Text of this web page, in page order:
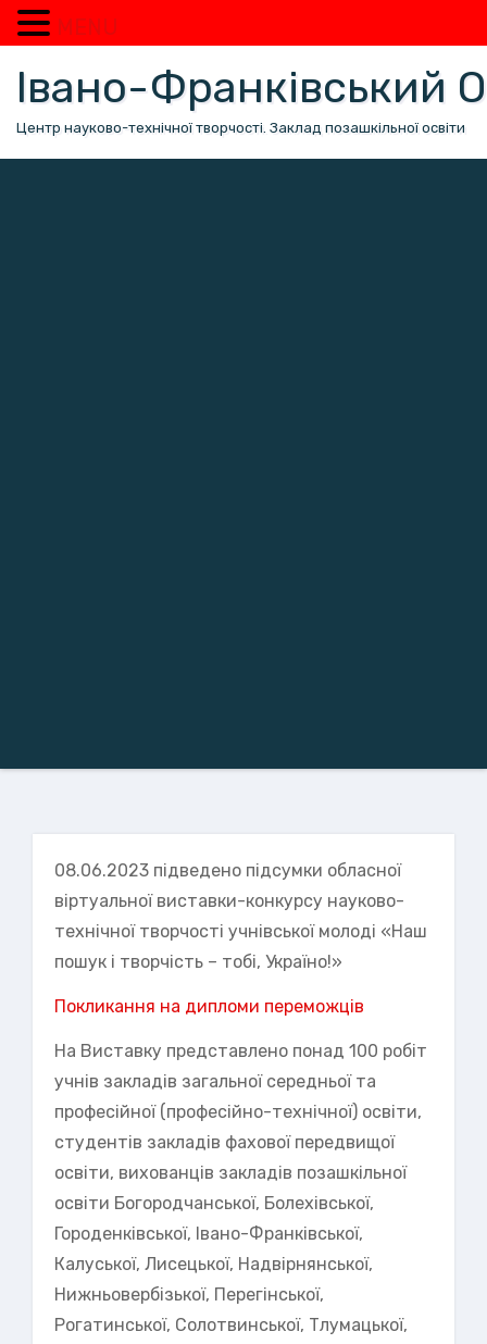
вмісту
Івано-Франківський
Центр науково-технічної творчості. Заклад позашкільної освіти
08.06.2023 підведено підсумки обласної
віртуальної виставки-конкурсу науково-
технічної творчості учнівської молоді «Наш
пошук і творчість – тобі, Україно!»
Покликання на дипломи переможців
На Виставку представлено понад 100 робіт
учнів закладів загальної середньої та
професійної (професійно-технічної) освіти,
студентів закладів фахової передвищої
освіти, вихованців закладів позашкільної
освіти Богородчанської, Болехівської,
Городенківської, Івано-Франківської,
Калуської, Лисецької, Надвірнянської,
Нижньовербізької, Перегінської,
Рогатинської, Солотвинської, Тлумацької,
MENU